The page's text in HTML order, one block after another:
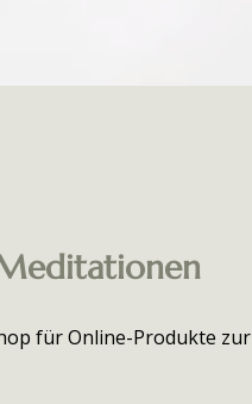
für Online-Produkte zur